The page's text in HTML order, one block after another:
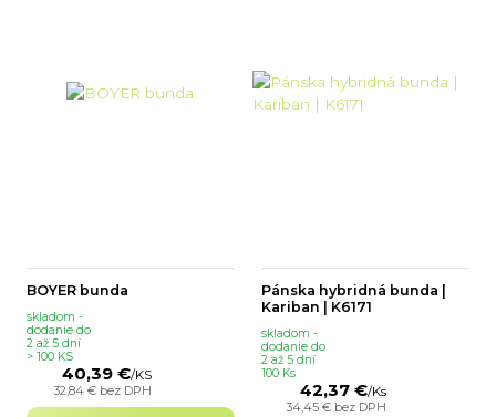
BOYER bunda
40,39 €/KS
32,84 € bez DPH
skladom -
dodanie do
2 až 5 dní
> 100 KS
Pánska hybridná bunda |
Kariban | K6171
42,37 €/Ks
34,45 € bez DPH
skladom -
dodanie do
2 až 5 dní
100 Ks